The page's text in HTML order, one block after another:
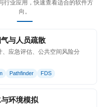
行业应用，快速查看适合的软件方
向。
与人员疏散
、应急评估、公共空间风险分
Pathfinder FDS
环境模拟